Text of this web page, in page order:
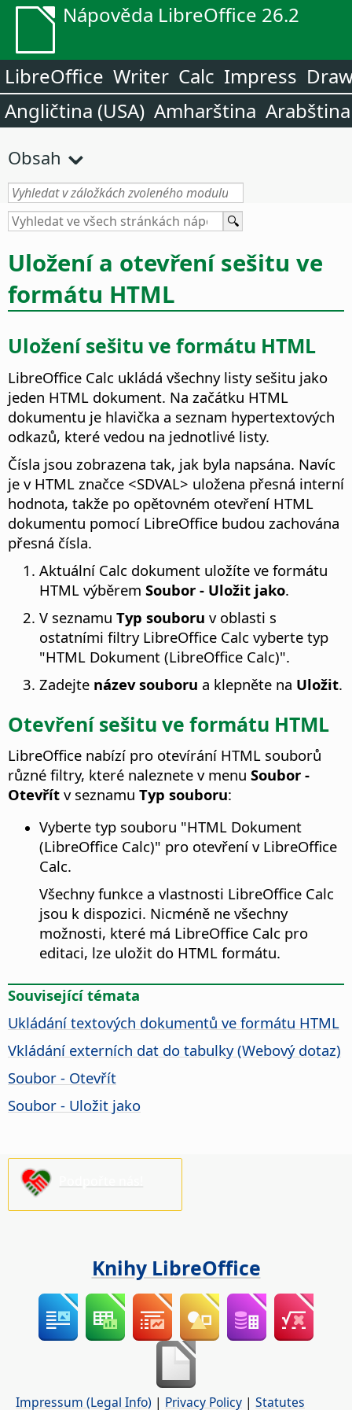
Nápověda LibreOffice 26.2
LibreOffice Writer Calc Impress
Angličtina (USA) Amharština Arabština
Obsah
Uložení a otevření sešitu ve
formátu HTML
Uložení sešitu ve formátu HTML
LibreOffice Calc ukládá všechny listy sešitu jako
jeden HTML dokument. Na začátku HTML
dokumentu je hlavička a seznam hypertextových
odkazů, které vedou na jednotlivé listy.
Čísla jsou zobrazena tak, jak byla napsána. Navíc
je v HTML značce <SDVAL> uložena přesná interní
hodnota, takže po opětovném otevření HTML
dokumentu pomocí LibreOffice budou zachována
přesná čísla.
Aktuální Calc dokument uložíte ve formátu
HTML výběrem Soubor - Uložit jako.
V seznamu Typ souboru v oblasti s
ostatními filtry LibreOffice Calc vyberte typ
"HTML Dokument (LibreOffice Calc)".
Zadejte název souboru a klepněte na Uložit.
Otevření sešitu ve formátu HTML
LibreOffice nabízí pro otevírání HTML souborů
různé filtry, které naleznete v menu Soubor -
Otevřít v seznamu Typ souboru:
Vyberte typ souboru "HTML Dokument
(LibreOffice Calc)" pro otevření v LibreOffice
Calc.
Všechny funkce a vlastnosti LibreOffice Calc
jsou k dispozici. Nicméně ne všechny
možnosti, které má LibreOffice Calc pro
editaci, lze uložit do HTML formátu.
Související témata
Ukládání textových dokumentů ve formátu HTML
Vkládání externích dat do tabulky (Webový dotaz)
Soubor - Otevřít
Soubor - Uložit jako
Knihy LibreOffice
Impressum (Legal Info) | Privacy Policy | Statutes